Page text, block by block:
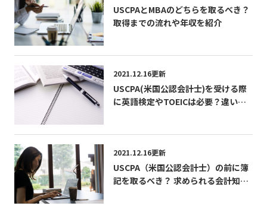
USCPAとMBAのどちらを取るべき？
取得までの流れや年収を紹介
2021.12.16更新
USCPA(米国公認会計士)を受ける際
に英語検定やTOEICは必要？違いを
2021.12.16更新
USCPA（米国公認会計士）の前に簿
記を取るべき？ 求められる会計知識